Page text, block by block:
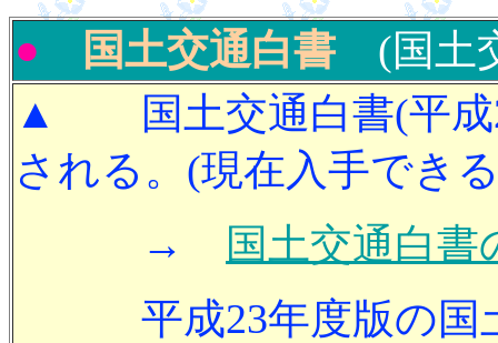
● 国土交通白書
(国土
▲ 国土交通白書(平成
される。(現在入手でき
→
国土交通白
平成23年度版の国土